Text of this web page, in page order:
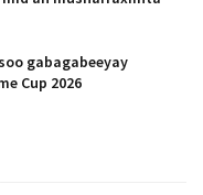
gabagabeeyay
Cup 2026